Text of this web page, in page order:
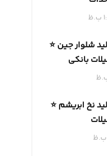
شلوار جین ⭐️
بانکی
نخ ابریشم ⭐️